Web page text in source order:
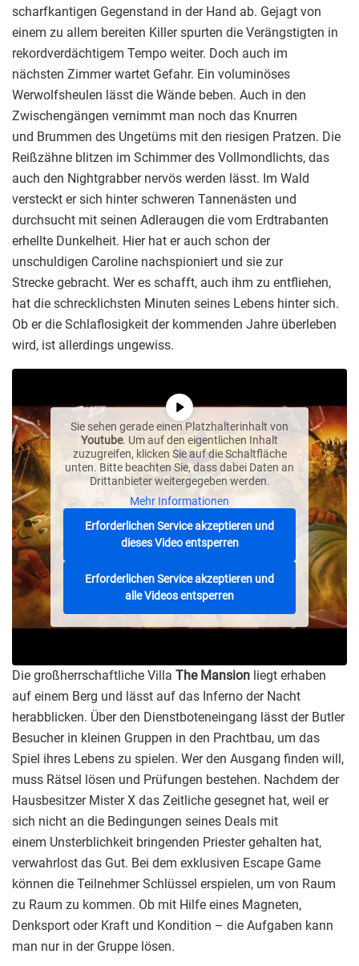
scharfkantigen Gegenstand in der Hand ab. Gejagt von
einem zu allem bereiten Killer spurten die Verängstigten in
rekordverdächtigem Tempo weiter. Doch auch im
nächsten Zimmer wartet Gefahr. Ein voluminöses
Werwolfsheulen lässt die Wände beben. Auch in den
Zwischengängen vernimmt man noch das Knurren
und Brummen des Ungetüms mit den riesigen Pratzen. Die
Reißzähne blitzen im Schimmer des Vollmondlichts, das
auch den Nightgrabber nervös werden lässt. Im Wald
versteckt er sich hinter schweren Tannenästen und
durchsucht mit seinen Adleraugen die vom Erdtrabanten
erhellte Dunkelheit. Hier hat er auch schon der
unschuldigen Caroline nachspioniert und sie zur
Strecke gebracht. Wer es schafft, auch ihm zu entfliehen,
hat die schrecklichsten Minuten seines Lebens hinter sich.
Ob er die Schlaflosigkeit der kommenden Jahre überleben
wird, ist allerdings ungewiss.
Sie sehen gerade einen Platzhalterinhalt von
Youtube. Um auf den eigentlichen Inhalt
zuzugreifen, klicken Sie auf die Schaltfläche
unten. Bitte beachten Sie, dass dabei Daten an
Drittanbieter weitergegeben werden.
Mehr Informationen
Erforderlichen Service akzeptieren und
dieses Video entsperren
Erforderlichen Service akzeptieren und
alle Videos entsperren
Die großherrschaftliche Villa The Mansion liegt erhaben
auf einem Berg und lässt auf das Inferno der Nacht
herabblicken. Über den Dienstboteneingang lässt der Butler
Besucher in kleinen Gruppen in den Prachtbau, um das
Spiel ihres Lebens zu spielen. Wer den Ausgang finden will,
muss Rätsel lösen und Prüfungen bestehen. Nachdem der
Hausbesitzer Mister X das Zeitliche gesegnet hat, weil er
sich nicht an die Bedingungen seines Deals mit
einem Unsterblichkeit bringenden Priester gehalten hat,
verwahrlost das Gut. Bei dem exklusiven Escape Game
können die Teilnehmer Schlüssel erspielen, um von Raum
zu Raum zu kommen. Ob mit Hilfe eines Magneten,
Denksport oder Kraft und Kondition – die Aufgaben kann
man nur in der Gruppe lösen.